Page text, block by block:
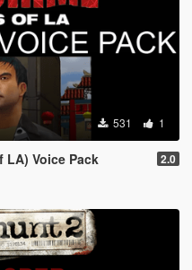
531 1
LA) Voice Pack 2.0